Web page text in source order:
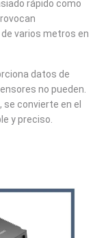
rápido como
varios metros en
datos de
no pueden.
se convierte en el
y preciso.